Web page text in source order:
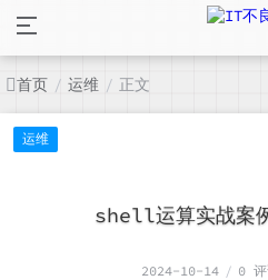
首页 / 运维 / 正文
运维
shell运算实战案
2024-10-14 / 0